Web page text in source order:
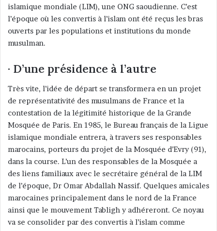
islamique mondiale (LIM), une ONG saoudienne. C’est
l’époque où les convertis à l’islam ont été reçus les bras
ouverts par les populations et institutions du monde
musulman.
· D’une présidence à l’autre
Très vite, l’idée de départ se transformera en un projet
de représentativité des musulmans de France et la
contestation de la légitimité historique de la Grande
Mosquée de Paris. En 1985, le Bureau français de la Ligue
islamique mondiale entrera, à travers ses responsables
marocains, porteurs du projet de la Mosquée d’Evry (91),
dans la course. L’un des responsables de la Mosquée a
des liens familiaux avec le secrétaire général de la LIM
de l’époque, Dr Omar Abdallah Nassif. Quelques amicales
marocaines principalement dans le nord de la France
ainsi que le mouvement Tabligh y adhéreront. Ce noyau
va se consolider par des convertis à l’islam comme